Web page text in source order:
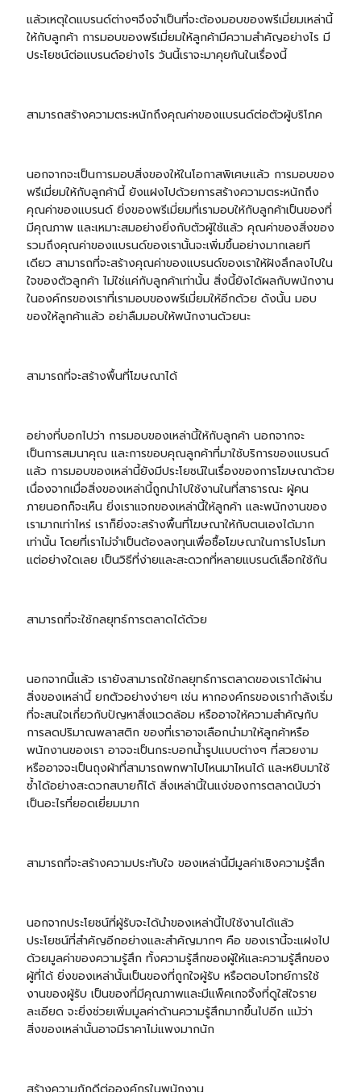
แล้วเหตุใดแบรนด์ต่างๆจึงจำเป็นที่จะต้องมอบของพรีเมี่ยมเหล่านี้
ให้กับลูกค้า การมอบของพรีเมี่ยมให้ลูกค้ามีความสำคัญอย่างไร มี
ประโยชน์ต่อแบรนด์อย่างไร วันนี้เราจะมาคุยกันในเรื่องนี้
สามารถสร้างความตระหนักถึงคุณค่าของแบรนด์ต่อตัวผู้บริโภค
นอกจากจะเป็นการมอบสิ่งของให้ในโอกาสพิเศษแล้ว การมอบของ
พรีเมี่ยมให้กับลูกค้านี้ ยังแฝงไปด้วยการสร้างความตระหนักถึง
คุณค่าของแบรนด์ ยิ่งของพรีเมี่ยมที่เรามอบให้กับลูกค้าเป็นของที่
มีคุณภาพ และเหมาะสมอย่างยิ่งกับตัวผู้ใช้แล้ว คุณค่าของสิ่งของ
รวมถึงคุณค่าของแบรนด์ของเรานั้นจะเพิ่มขึ้นอย่างมากเลยที
เดียว สามารถที่จะสร้างคุณค่าของแบรนด์ของเราให้ฝังลึกลงไปใน
ใจของตัวลูกค้า ไม่ใช่แค่กับลูกค้าเท่านั้น สิ่งนี้ยังได้ผลกับพนักงาน
ในองค์กรของเราที่เรามอบของพรีเมี่ยมให้อีกด้วย ดังนั้น มอบ
ของให้ลูกค้าแล้ว อย่าลืมมอบให้พนักงานด้วยนะ
สามารถที่จะสร้างพื้นที่โฆษณาได้
อย่างที่บอกไปว่า การมอบของเหล่านี้ให้กับลูกค้า นอกจากจะ
เป็นการสมนาคุณ และการขอบคุณลูกค้าที่มาใช้บริการของแบรนด์
แล้ว การมอบของเหล่านี้ยังมีประโยชน์ในเรื่องของการโฆษณาด้วย
เนื่องจากเมื่อสิ่งของเหล่านี้ถูกนำไปใช้งานในที่สาธารณะ ผู้คน
ภายนอกก็จะเห็น ยิ่งเราแจกของเหล่านี้ให้ลูกค้า และพนักงานของ
เรามากเท่าไหร่ เราก็ยิ่งจะสร้างพื้นที่โฆษณาให้กับตนเองได้มาก
เท่านั้น โดยที่เราไม่จำเป็นต้องลงทุนเพื่อซื้อโฆษณาในการโปรโมท
แต่อย่างใดเลย เป็นวิธีที่ง่ายและสะดวกที่หลายแบรนด์เลือกใช้กัน
สามารถที่จะใช้กลยุทธ์การตลาดได้ด้วย
นอกจากนี้แล้ว เรายังสามารถใช้กลยุทธ์การตลาดของเราได้ผ่าน
สิ่งของเหล่านี้ ยกตัวอย่างง่ายๆ เช่น หากองค์กรของเรากำลังเริ่ม
ที่จะสนใจเกี่ยวกับปัญหาสิ่งแวดล้อม หรืออาจให้ความสำคัญกับ
การลดปริมาณพลาสติก ของที่เราอาจเลือกนำมาให้ลูกค้าหรือ
พนักงานของเรา อาจจะเป็นกระบอกน้ำรูปแบบต่างๆ ที่สวยงาม
หรืออาจจะเป็นถุงผ้าที่สามารถพกพาไปไหนมาไหนได้ และหยิบมาใช้
ซ้ำได้อย่างสะดวกสบายก็ได้ สิ่งเหล่านี้ในแง่ของการตลาดนับว่า
เป็นอะไรที่ยอดเยี่ยมมาก
สามารถที่จะสร้างความประทับใจ ของเหล่านี้มีมูลค่าเชิงความรู้สึก
นอกจากประโยชน์ที่ผู้รับจะได้นำของเหล่านี้ไปใช้งานได้แล้ว
ประโยชน์ที่สำคัญอีกอย่างและสำคัญมากๆ คือ ของเรานี้จะแฝงไป
ด้วยมูลค่าของความรู้สึก ทั้งความรู้สึกของผู้ให้และความรู้สึกของ
ผู้ที่ได้ ยิ่งของเหล่านั้นเป็นของที่ถูกใจผู้รับ หรือตอบโจทย์การใช้
งานของผู้รับ เป็นของที่มีคุณภาพและมีแพ็คเกจจิ้งที่ดูใส่ใจราย
ละเอียด จะยิ่งช่วยเพิ่มมูลค่าด้านความรู้สึกมากขึ้นไปอีก แม้ว่า
สิ่งของเหล่านั้นอาจมีราคาไม่แพงมากนัก